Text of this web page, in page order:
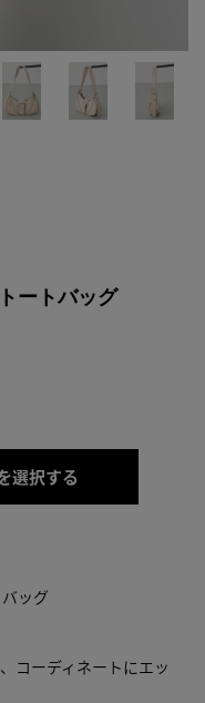
ートバッグ
選択する
ッグ
コーディネートにエッ